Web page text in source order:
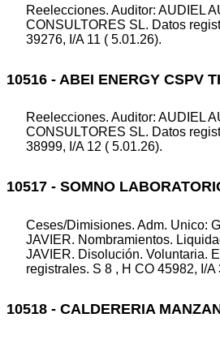
Reelecciones. Auditor: AUDIEL
CONSULTORES SL. Datos
39276, I/A 11 ( 5.01.26).
10516 - ABEI ENERGY CSPV
Reelecciones. Auditor: AUDIEL
CONSULTORES SL. Datos
38999, I/A 12 ( 5.01.26).
10517 - SOMNO
Ceses/Dimisiones. Adm. Unico:
JAVIER. Nombramientos.
JAVIER. Disolución. Voluntaria.
registrales. S 8 , H CO 45982, I/A
10518 - CALDERERIA